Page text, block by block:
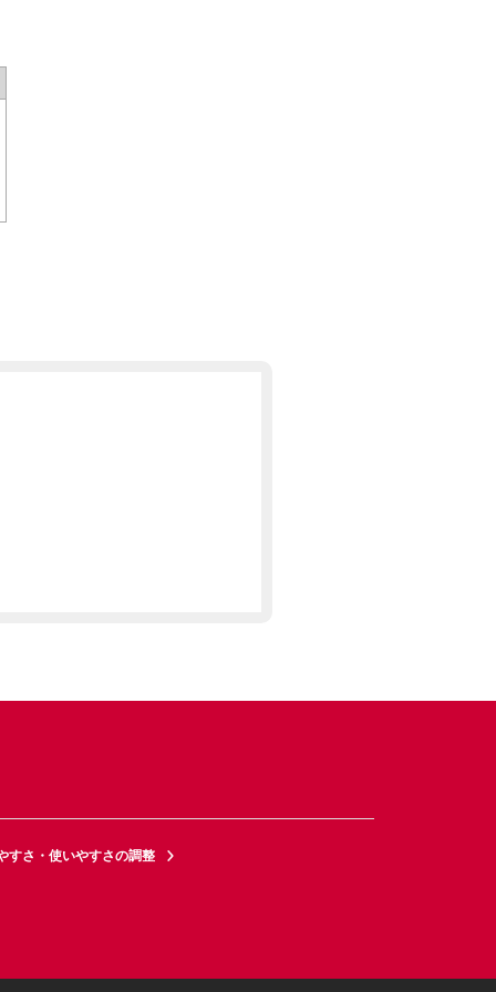
すさ・使いやすさの調整